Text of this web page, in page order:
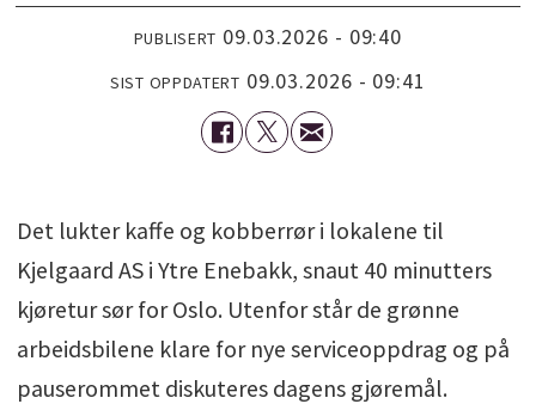
PUBLISERT 09.03.2026 - 09:40
SIST OPPDATERT 09.03.2026 - 09:41
Det lukter kaffe og kobberrør i lokalene til
Kjelgaard AS i Ytre Enebakk, snaut 40 minutters
kjøretur sør for Oslo. Utenfor står de grønne
arbeidsbilene klare for nye serviceoppdrag og på
pauserommet diskuteres dagens gjøremål.